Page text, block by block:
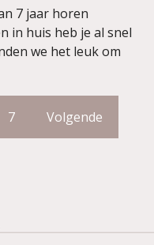
7 jaar horen
in huis heb je al snel
we het leuk om
7 Volgende